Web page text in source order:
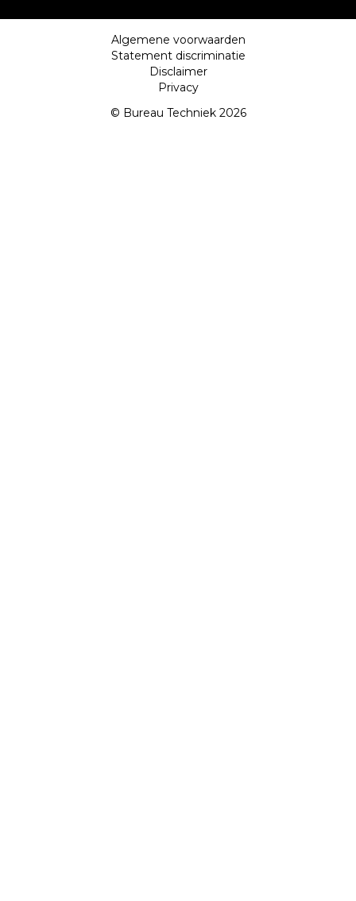
Algemene voorwaarden
Statement discriminatie
Disclaimer
Privacy
© Bureau Techniek 2026